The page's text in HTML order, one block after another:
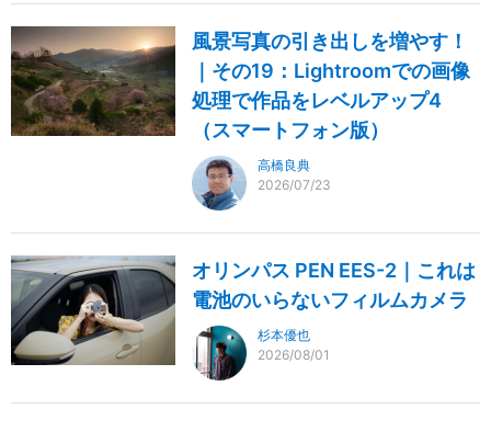
風景写真の引き出しを増やす！
｜その19：Lightroomでの画像
処理で作品をレベルアップ4
（スマートフォン版）
高橋良典
2026/07/23
オリンパス PEN EES-2｜これは
電池のいらないフィルムカメラ
杉本優也
2026/08/01